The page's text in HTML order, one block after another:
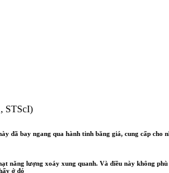
STScI)
bay ngang qua hành tinh băng giá, cung cấp cho
năng lượng xoáy xung quanh. Và điều này không
ở đó